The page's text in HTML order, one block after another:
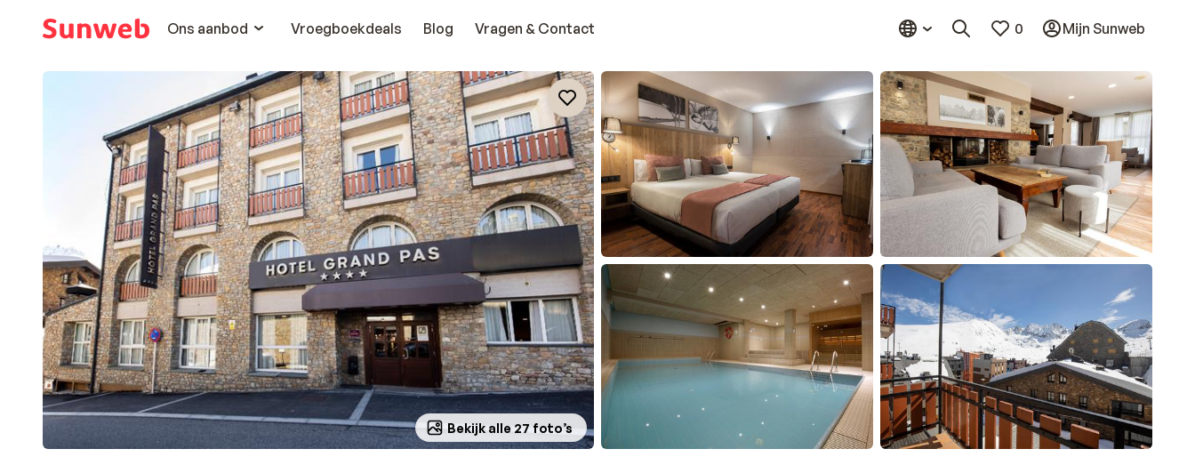
Ons aanbod
Vroegboekdeals Blog Vragen & Contact 0 Mijn Sunweb
Bekijk alle 27 foto’s